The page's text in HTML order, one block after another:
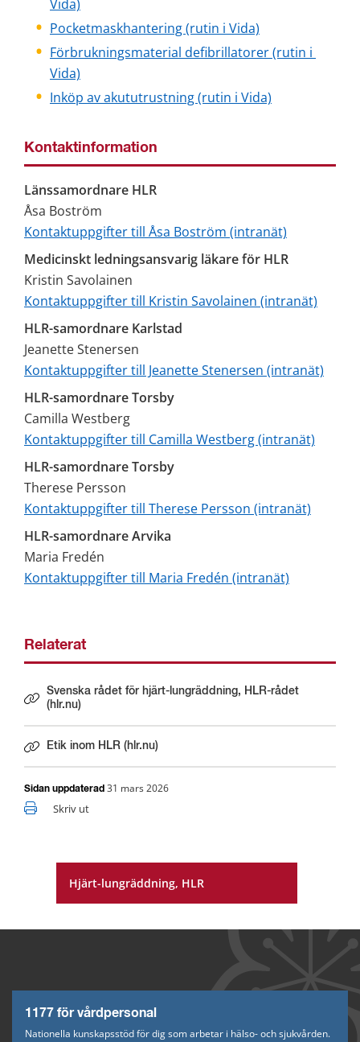
Hjärt-lungräddning, HLR
Vida)
Pocketmaskhantering (rutin i Vida)
Förbrukningsmaterial defibrillatorer (rutin i
Vida)
Inköp av akututrustning (rutin i Vida)
Kontaktinformation
Länssamordnare HLR
Åsa Boström
Kontaktuppgifter till Åsa Boström (intranät)
Medicinskt ledningsansvarig läkare för HLR
Kristin Savolainen
Kontaktuppgifter till Kristin Savolainen (intranät)
HLR-samordnare Karlstad
Jeanette Stenersen
Kontaktuppgifter till Jeanette Stenersen (intranät)
HLR-samordnare Torsby
Camilla Westberg
Kontaktuppgifter till Camilla Westberg (intranät)
HLR-samordnare Torsby
Therese Persson
Kontaktuppgifter till Therese Persson (intranät)
HLR-samordnare Arvika
Maria Fredén
Kontaktuppgifter till Maria Fredén (intranät)
Relaterat
Svenska rådet för hjärt-lungräddning, HLR-rådet
(hlr.nu)
Länk till annan webbplats.
Etik inom HLR (hlr.nu)
Länk till annan webbplats.
Sidan uppdaterad 31 mars 2026
Skriv ut
1177 för vårdpersonal
Nationella kunskapsstöd för dig som arbetar i hälso- och sjukvården.